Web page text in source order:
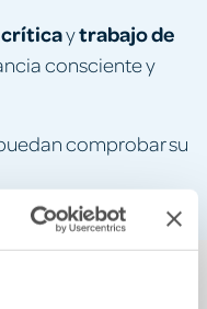
ytrabajo de
consciente y
comprobar su